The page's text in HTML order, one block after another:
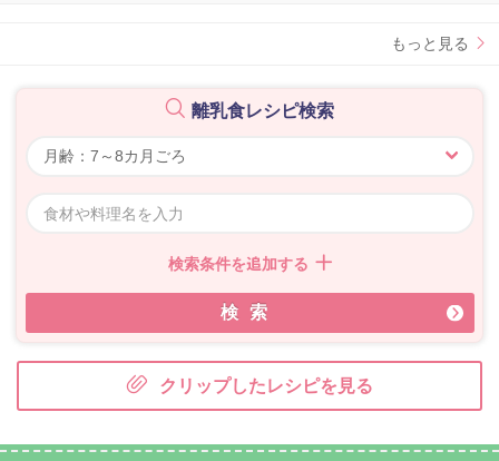
もっと見る
離乳食レシピ検索
検索条件を追加する
検索
クリップしたレシピを見る